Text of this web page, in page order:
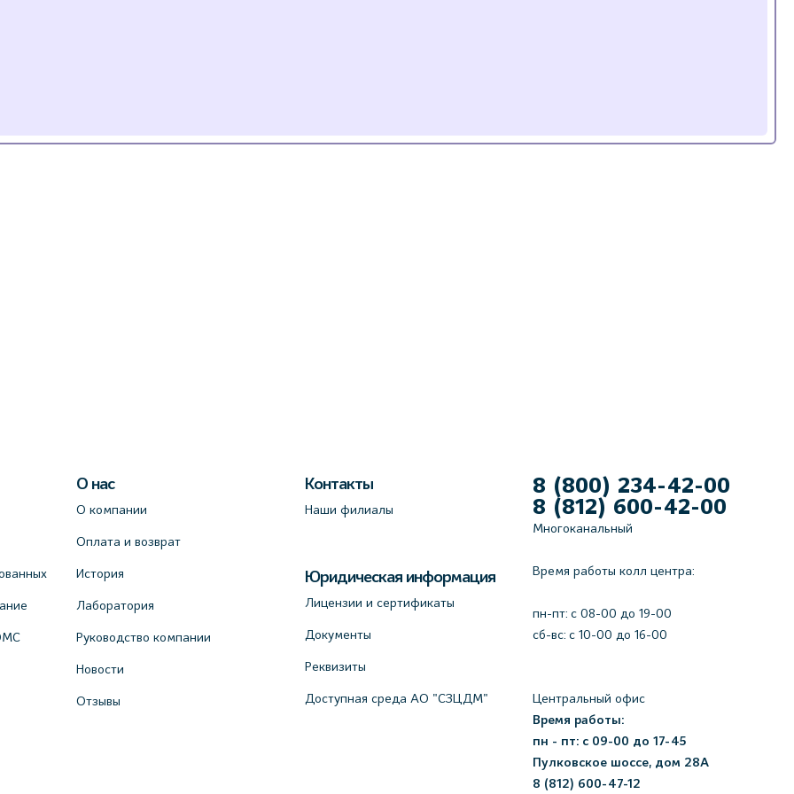
О нас
О компании
Оплата и возврат
История
Лаборатория
Руководство компании
Новости
Отзывы
Контакты
Наши филиалы
Юридическая информация
Лицензии и сертификаты
Документы
Реквизиты
Доступная среда АО "СЗЦДМ"
8 (800) 234-42-00
8 (812) 600-42-00
Многоканальный
Время работы колл центра:
пн-пт: c 08-00 до 19-00
сб-вс: с 10-00 до 16-00
Центральный офис
Время работы:
пн - пт: с 09-00 до 17-45
Пулковское шоссе, дом 28А
8 (812) 600-47-12